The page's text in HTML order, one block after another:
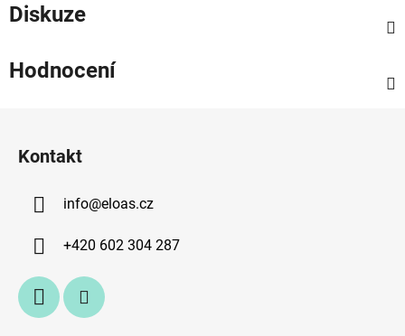
Diskuze
Hodnocení
Kontakt
info@eloas.cz
+420 602 304 287